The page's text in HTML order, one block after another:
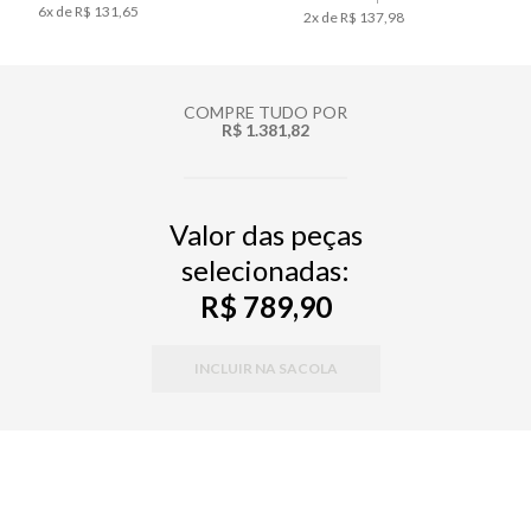
6x de R$ 131,65
2x de R$ 137,98
COMPRE TUDO POR
R$ 1.381,82
Valor das peças
selecionadas:
R$ 789,90
INCLUIR NA SACOLA